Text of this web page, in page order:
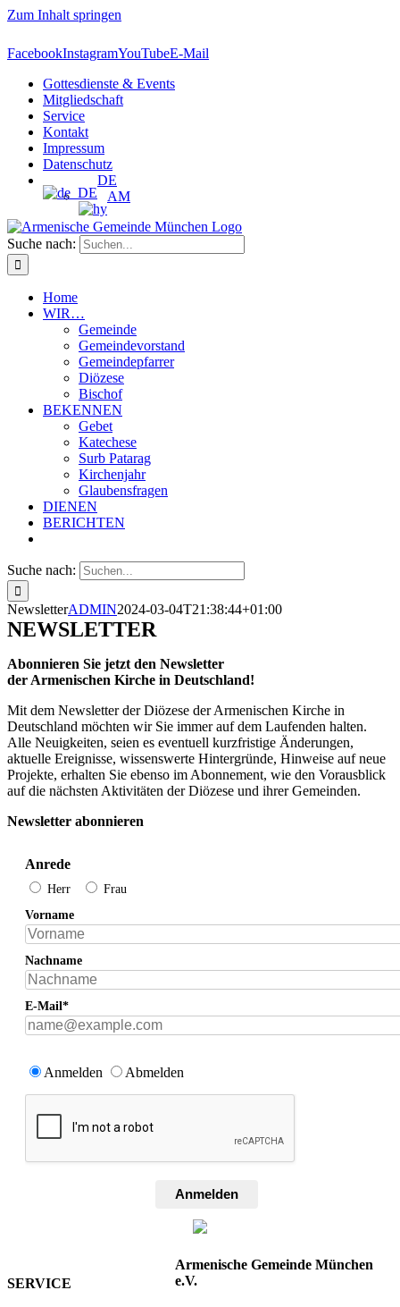
Zum Inhalt springen
FacebookInstagramYouTubeE-Mail
Gottesdienste & Events
Mitgliedschaft
Service
Kontakt
Impressum
Datenschutz
DE
AM
Suche nach:
Home
WIR…
Gemeinde
Gemeindevorstand
Gemeindepfarrer
Diözese
Bischof
BEKENNEN
Gebet
Katechese
Surb Patarag
Kirchenjahr
Glaubensfragen
DIENEN
BERICHTEN
Suche nach:
NewsletterADMIN2024-03-04T21:38:44+01:00
NEWSLETTER
Abonnieren Sie jetzt den Newsletter
der Armenischen Kirche in Deutschland!
Mit dem Newsletter der Diözese der Armenischen Kirche in
Deutschland möchten wir Sie immer auf dem Laufenden halten.
Alle Neuigkeiten, seien es eventuell kurzfristige Änderungen,
aktuelle Ereignisse, wissenswerte Hintergründe, Hinweise auf neue
Projekte, erhalten Sie ebenso im Abonnement, wie den Vorausblick
auf die nächsten Aktivitäten der Diözese und ihrer Gemeinden.
Newsletter abonnieren
Anrede
Herr
Frau
Vorname
Nachname
E-Mail*
Anmelden Abmelden
Anmelden
SERVICE
Armenische Gemeinde München
e.V.